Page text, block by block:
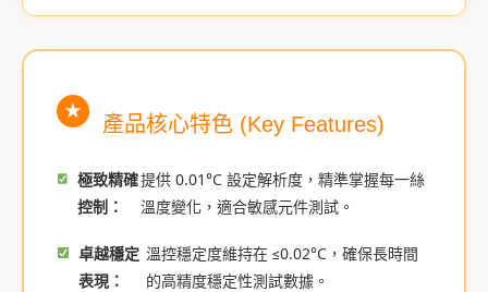
★
產品核心特色 (Key Features)
極致精確
控制：
提供 0.01°C 設定解析度，精準掌握每一絲
溫度變化，適合敏感元件測試。
卓越穩定
表現：
溫控穩定度維持在 ≤0.02°C，確保長時間
的高精度穩定性測試數據。